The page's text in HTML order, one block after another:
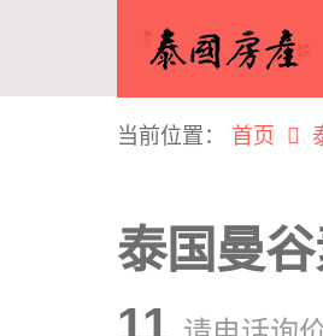
当前位置： 首页
泰国曼